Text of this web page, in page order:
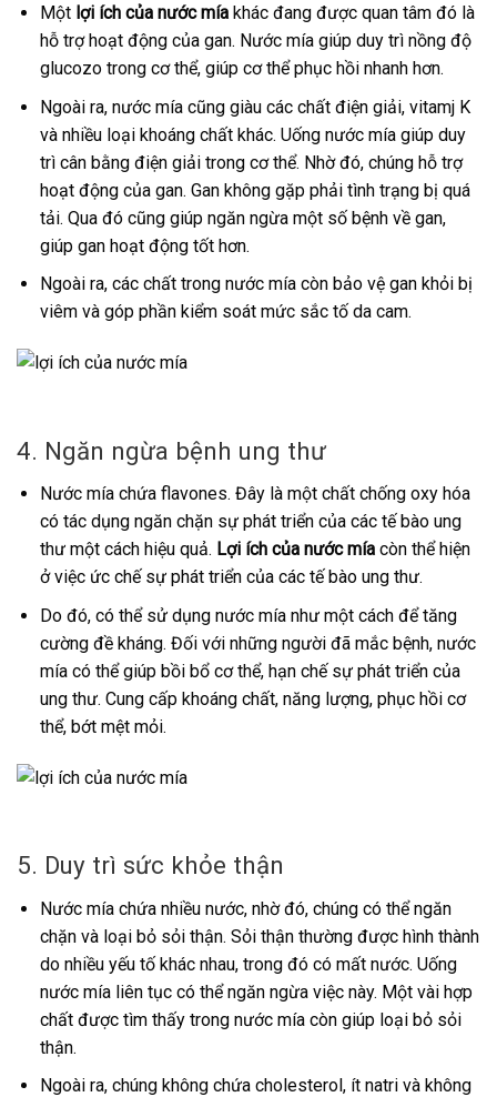
Một lợi ích của nước míakhác đang được quan tâm đó là
hỗ trợ hoạt động của gan. Nước mía giúp duy trì nồng độ
glucozo trong cơ thể, giúp cơ thể phục hồi nhanh hơn.
Ngoài ra, nước mía cũng giàu các chất điện giải, vitamj K
và nhiều loại khoáng chất khác. Uống nước mía giúp duy
trì cân bằng điện giải trong cơ thể. Nhờ đó, chúng hỗ trợ
hoạt động của gan. Gan không gặp phải tình trạng bị quá
tải. Qua đó cũng giúp ngăn ngừa một số bệnh về gan,
giúp gan hoạt động tốt hơn.
Ngoài ra, các chất trong nước mía còn bảo vệ gan khỏi bị
viêm và góp phần kiểm soát mức sắc tố da cam.
4. Ngăn ngừa bệnh ung thư
Nước mía chứa flavones. Đây là một chất chống oxy hóa
có tác dụng ngăn chặn sự phát triển của các tế bào ung
thư một cách hiệu quả. Lợi ích của nước míacòn thể hiện
ở việc ức chế sự phát triển của các tế bào ung thư.
Do đó, có thể sử dụng nước mía như một cách để tăng
cường đề kháng. Đối với những người đã mắc bệnh, nước
mía có thể giúp bồi bổ cơ thể, hạn chế sự phát triển của
ung thư. Cung cấp khoáng chất, năng lượng, phục hồi cơ
thể, bớt mệt mỏi.
5. Duy trì sức khỏe thận
Nước mía chứa nhiều nước, nhờ đó, chúng có thể ngăn
chặn và loại bỏ sỏi thận. Sỏi thận thường được hình thành
do nhiều yếu tố khác nhau, trong đó có mất nước. Uống
nước mía liên tục có thể ngăn ngừa việc này. Một vài hợp
chất được tìm thấy trong nước mía còn giúp loại bỏ sỏi
thận.
Ngoài ra, chúng không chứa cholesterol, ít natri và không